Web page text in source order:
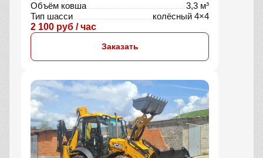
Объём ковша
3,3 м³
Тип шасси
колёсный 4×4
2 100 руб / час
Заказать